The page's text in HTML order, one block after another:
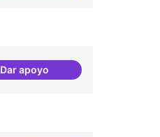
Dar apoyoHabitar la plaça